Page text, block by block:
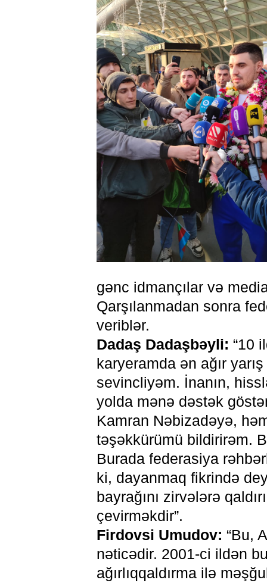
gənc idmançılar və
Qarşılanmadan sonra
veriblər.
Dadaş Dadaşbəyli: “10
karyeramda ən ağır
sevincliyəm. İnanın,
yolda mənə dəstək
Kamran Nəbizadəyə,
təşəkkürümü bildirirəm.
Burada federasiya
ki, dayanmaq fikrində
bayrağını zirvələrə
çevirməkdir”.
Firdovsi Umudov: “Bu,
nəticədir. 2001-ci ildən
ağırlıqqaldırma ilə